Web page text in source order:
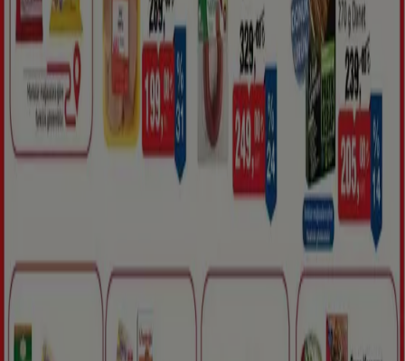
Öne çıkan fırsatlar
klima aletleri klima televizyon
aktivite
Merkezi
bisiklettelefonlar MayoKedi mamasi Su
Şehrinizdeki Tiendeo
Antalya
Bursa
Eskişehir
Kayseri
Samsun
Konya Muğla
Paşaköy (İstanbul)
Daha fazla şehir göster
Tiendeo international